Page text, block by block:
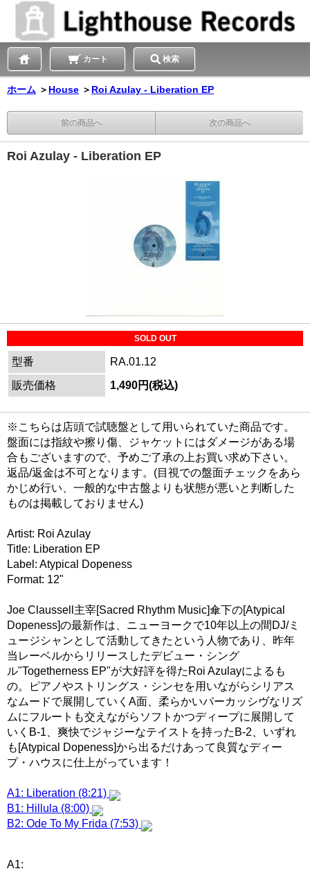
カート 検索
ホーム ＞ House ＞ Roi Azulay - Liberation EP
前の商品へ 次の商品へ
Roi Azulay - Liberation EP
SOLD OUT
型番
RA.01.12
販売価格
1,490円(税込)
※こちらは店頭で試聴盤として用いられていた商品です。
盤面には指紋や擦り傷、ジャケットにはダメージがある場
合もございますので、予めご了承の上お買い求め下さい。
返品/返金は不可となります。(目視での盤面チェックをあら
かじめ行い、一般的な中古盤よりも状態が悪いと判断した
ものは掲載しておりません)
Artist: Roi Azulay
Title: Liberation EP
Label: Atypical Dopeness
Format: 12"
Joe Claussell主宰[Sacred Rhythm Music]傘下の[Atypical
Dopeness]の最新作は、ニューヨークで10年以上の間DJ/ミ
ュージシャンとして活動してきたという人物であり、昨年
当レーベルからリリースしたデビュー・シング
ル"Togetherness EP"が大好評を得たRoi Azulayによるも
の。ピアノやストリングス・シンセを用いながらシリアス
なムードで展開していくA面、柔らかいパーカッシヴなリズ
ムにフルートも交えながらソフトかつディープに展開して
いくB-1、爽快でジャジーなテイストを持ったB-2、いずれ
も[Atypical Dopeness]から出るだけあって良質なディー
プ・ハウスに仕上がっています！
A1: Liberation (8:21)
B1: Hillula (8:00)
B2: Ode To My Frida (7:53)
A1: